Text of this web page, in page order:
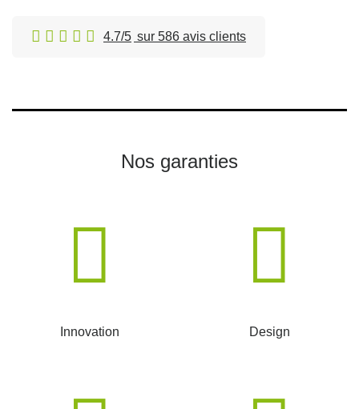
4.7/5 sur 586 avis clients
Nos garanties
Innovation Design